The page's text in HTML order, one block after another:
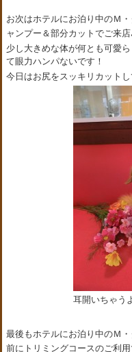
お次はホテルにお泊り中のＭ
ャンプー＆部分カットでご来
少し大きめな体が何とも可愛
て眼力ハンパないです！
今日はお尻をスッキリカット
耳開いちゃう
最後もホテルにお泊り中のＭ
前にトリミングコースのご利